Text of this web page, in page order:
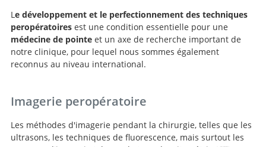
Le développement et le perfectionnement des techniques
peropératoiresest une condition essentielle pour une
médecine de pointeet un axe de recherche important de
notre clinique, pour lequel nous sommes également
reconnus au niveau international.
Imagerie peropératoire
Les méthodes d'imagerie pendant la chirurgie, telles que les
ultrasons, les techniques de fluorescence, mais surtout les